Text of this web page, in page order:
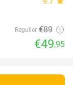
Regulier €89
€49,95